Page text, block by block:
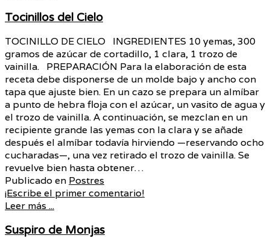
Tocinillos del Cielo
TOCINILLO DE CIELO INGREDIENTES 10 yemas, 300
gramos de azúcar de cortadillo, 1 clara, 1 trozo de
vainilla. PREPARACIÓN Para la elaboración de esta
receta debe disponerse de un molde bajo y ancho con
tapa que ajuste bien. En un cazo se prepara un almíbar
a punto de hebra floja con el azúcar, un vasito de agua y
el trozo de vainilla. A continuación, se mezclan en un
recipiente grande las yemas con la clara y se añade
después el almíbar todavía hirviendo —reservando ocho
cucharadas—, una vez retirado el trozo de vainilla. Se
revuelve bien hasta obtener…
Publicado en Postres
¡Escribe el primer comentario!
Leer más ...
Suspiro de Monjas